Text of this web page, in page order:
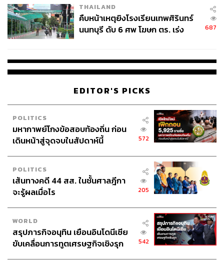
THAILAND
คืบหน้าเหตุยิงโรงเรียนเทพศิรินทร์
นนทบุรี ดับ 6 ศพ โฆษก ตร. เร่ง
687
EDITOR'S PICKS
POLITICS
มหากาพย์โกงข้อสอบท้องถิ่น ก่อน
เดินหน้าสู่จุดจบในสัปดาห์นี้
572
POLITICS
เส้นทางคดี 44 สส. ในชั้นศาลฎีกา
จะรู้ผลเมื่อไร
205
WORLD
สรุปภารกิจอนุทิน เยือนอินโดนีเซีย
ขับเคลื่อนการทูตเศรษฐกิจเชิงรุก
542